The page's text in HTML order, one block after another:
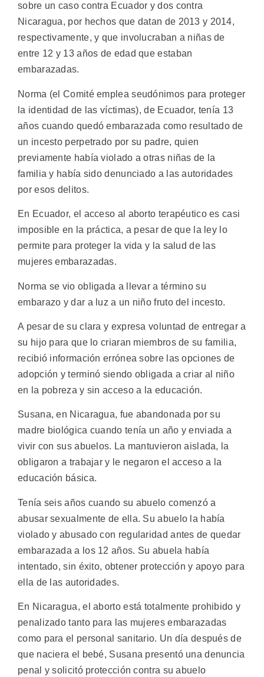
sobre un caso contra Ecuador y dos contra
Nicaragua, por hechos que datan de 2013 y 2014,
respectivamente, y que involucraban a niñas de
entre 12 y 13 años de edad que estaban
embarazadas.
Norma (el Comité emplea seudónimos para proteger
la identidad de las víctimas), de Ecuador, tenía 13
años cuando quedó embarazada como resultado de
un incesto perpetrado por su padre, quien
previamente había violado a otras niñas de la
familia y había sido denunciado a las autoridades
por esos delitos.
En Ecuador, el acceso al aborto terapéutico es casi
imposible en la práctica, a pesar de que la ley lo
permite para proteger la vida y la salud de las
mujeres embarazadas.
Norma se vio obligada a llevar a término su
embarazo y dar a luz a un niño fruto del incesto.
A pesar de su clara y expresa voluntad de entregar a
su hijo para que lo criaran miembros de su familia,
recibió información errónea sobre las opciones de
adopción y terminó siendo obligada a criar al niño
en la pobreza y sin acceso a la educación.
Susana, en Nicaragua, fue abandonada por su
madre biológica cuando tenía un año y enviada a
vivir con sus abuelos. La mantuvieron aislada, la
obligaron a trabajar y le negaron el acceso a la
educación básica.
Tenía seis años cuando su abuelo comenzó a
abusar sexualmente de ella. Su abuelo la había
violado y abusado con regularidad antes de quedar
embarazada a los 12 años. Su abuela había
intentado, sin éxito, obtener protección y apoyo para
ella de las autoridades.
En Nicaragua, el aborto está totalmente prohibido y
penalizado tanto para las mujeres embarazadas
como para el personal sanitario. Un día después de
que naciera el bebé, Susana presentó una denuncia
penal y solicitó protección contra su abuelo